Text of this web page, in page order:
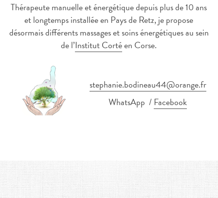
Thérapeute manuelle et énergétique depuis plus de 10 ans
et longtemps installée en Pays de Retz, je propose
désormais différents massages et soins énergétiques au sein
de l’Institut Cortéen Corse.
stephanie.bodineau44@orange.fr
WhatsApp /Facebook